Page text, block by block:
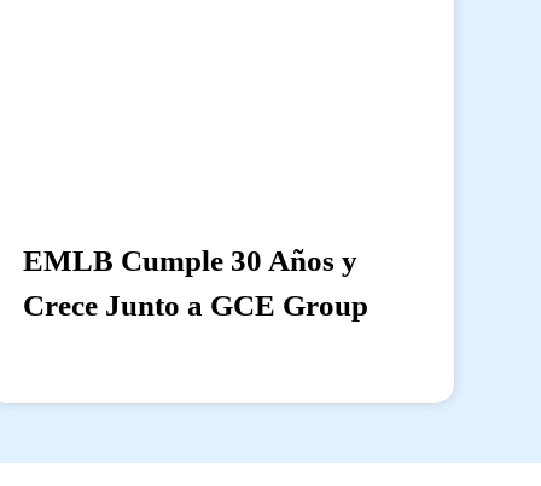
EMLB Cumple 30 Años y
Crece Junto a GCE Group